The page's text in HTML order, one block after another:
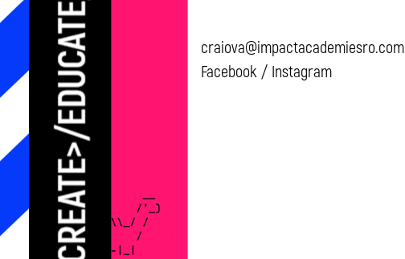
craiova@impactacademiesro.com
Facebook / Instagram